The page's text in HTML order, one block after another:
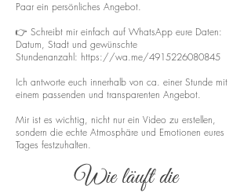
Paar ein persönliches Angebot.
👉 Schreibt mir einfach auf WhatsApp eure Daten:
Datum, Stadt und gewünschte
Stundenanzahl: https://wa.me/4915226080845
Ich antworte euch innerhalb von ca. einer Stunde mit
einem passenden und transparenten Angebot.
Mir ist es wichtig, nicht nur ein Video zu erstellen,
sondern die echte Atmosphäre und Emotionen eures
Tages festzuhalten.
Wie läuft die